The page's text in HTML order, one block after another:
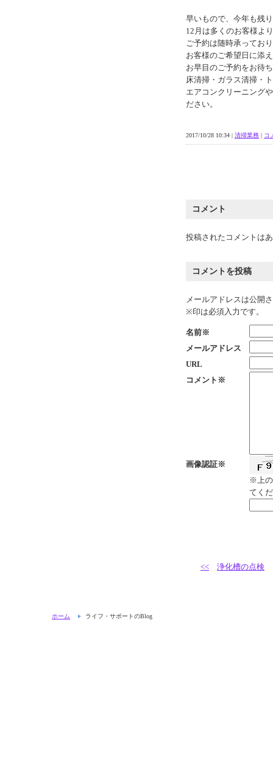
早いもので、今年も残
12月は多くのお客様よ
ご予約は随時承ってお
お客様のご希望日に添
お早目のご予約をお待
床清掃・ガラス清掃・
エアコンクリーニング
ださい。
2017/10/28 10:34 | 清掃業務 | コ
コメント
投稿されたコメントは
コメントを投稿
メールアドレスは公開
※印は必須入力です。
名前※
メールアドレス
URL
コメント※
画像認証※
※上の
てく
<< 浄化槽の点検
ホーム ライフ・サポートのBlog